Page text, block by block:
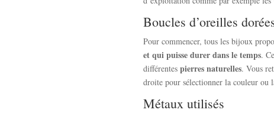
Boucles d’oreilles
Pour commencer, tous les bijoux
et qui puisse durer dans le temps.
différentes pierres naturelles. Vous
droite pour sélectionner la couleur ou
Métaux utilisés